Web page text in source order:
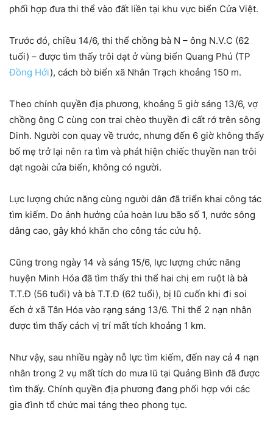
phối hợp đưa thi thể vào đất liền tại khu vực biển Cửa Việt.
Trước đó, chiều 14/6, thi thể chồng bà N – ông N.V.C (62
tuổi) – được tìm thấy trôi dạt ở vùng biển Quang Phú (TP
Đồng Hới), cách bờ biển xã Nhân Trạch khoảng 150 m.
Theo chính quyền địa phương, khoảng 5 giờ sáng 13/6, vợ
chồng ông C cùng con trai chèo thuyền đi cất rớ trên sông
Dinh. Người con quay về trước, nhưng đến 6 giờ không thấy
bố mẹ trở lại nên ra tìm và phát hiện chiếc thuyền nan trôi
dạt ngoài cửa biển, không có người.
Lực lượng chức năng cùng người dân đã triển khai công tác
tìm kiếm. Do ảnh hưởng của hoàn lưu bão số 1, nước sông
dâng cao, gây khó khăn cho công tác cứu hộ.
Cũng trong ngày 14 và sáng 15/6, lực lượng chức năng
huyện Minh Hóa đã tìm thấy thi thể hai chị em ruột là bà
T.T.Đ (56 tuổi) và bà T.T.Đ (62 tuổi), bị lũ cuốn khi đi soi
ếch ở xã Tân Hóa vào rạng sáng 13/6. Thi thể 2 nạn nhân
được tìm thấy cách vị trí mất tích khoảng 1 km.
Như vậy, sau nhiều ngày nỗ lực tìm kiếm, đến nay cả 4 nạn
nhân trong 2 vụ mất tích do mưa lũ tại Quảng Bình đã được
tìm thấy. Chính quyền địa phương đang phối hợp với các
gia đình tổ chức mai táng theo phong tục.